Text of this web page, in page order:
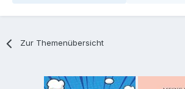
Zur Themenübersicht